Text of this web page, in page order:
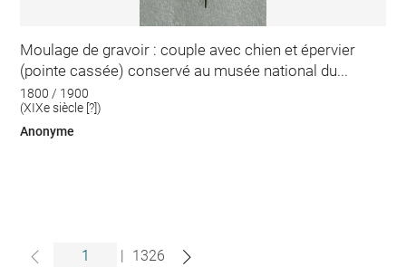
Moulage de gravoir : couple avec chien et épervier
(pointe cassée) conservé au musée national du...
1800 / 1900
(XIXe siècle [?])
Anonyme
| 1326